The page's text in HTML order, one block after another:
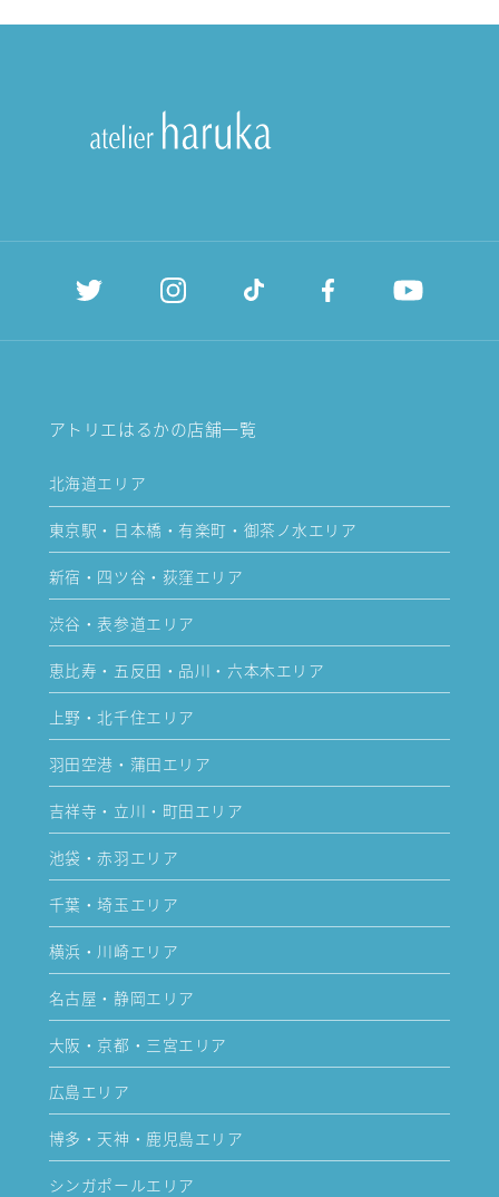
アトリエはるかの店舗一覧
北海道エリア
東京駅・日本橋・有楽町・御茶ノ水エリア
新宿・四ツ谷・荻窪エリア
渋谷・表参道エリア
恵比寿・五反田・品川・六本木エリア
上野・北千住エリア
羽田空港・蒲田エリア
吉祥寺・立川・町田エリア
池袋・赤羽エリア
千葉・埼玉エリア
横浜・川崎エリア
名古屋・静岡エリア
大阪・京都・三宮エリア
広島エリア
博多・天神・鹿児島エリア
シンガポールエリア